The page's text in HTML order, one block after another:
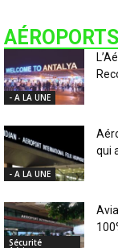
AÉROPORTS
- A LA UNE
- A LA UNE
qui
Sécurité